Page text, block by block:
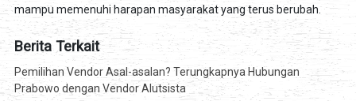
mampu memenuhi harapan masyarakat yang terus berubah.
Berita Terkait
Pemilihan Vendor Asal-asalan? Terungkapnya Hubungan
Prabowo dengan Vendor Alutsista